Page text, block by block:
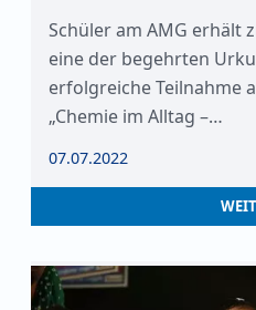
Schüler am AMG erhält
eine der begehrten
erfolgreiche Teilnahme
„Chemie im Alltag –…
07.07.2022